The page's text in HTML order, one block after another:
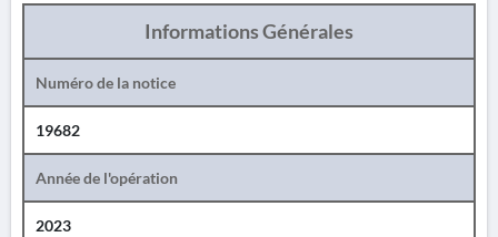
Informations Générales
Numéro de la notice
19682
Année de l'opération
2023